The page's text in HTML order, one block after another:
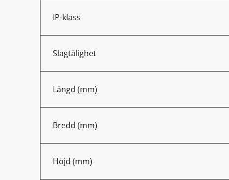
IP-klass
Slagtålighet
Längd (mm)
Bredd (mm)
Höjd (mm)